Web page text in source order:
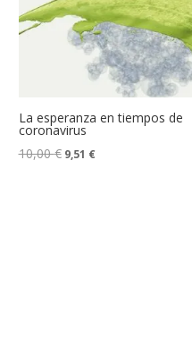
La esperanza en tiempos de
coronavirus
10,00€ 9,51 €